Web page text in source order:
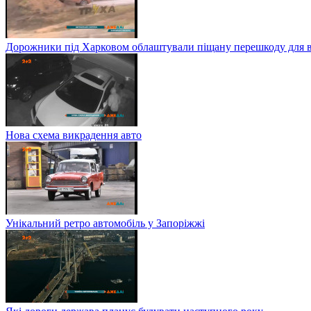
Дорожники під Харковом облаштували піщану перешкоду для
Нова схема викрадення авто
Унікальний ретро автомобіль у Запоріжжі